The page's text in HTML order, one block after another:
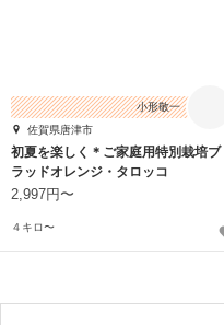
小形敬一
佐賀県唐津市
初夏を楽しく＊ご家庭用特別栽培ブ
ラッドオレンジ・タロッコ
2,997円〜
４キロ〜